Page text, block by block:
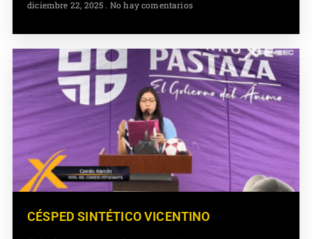
diciembre 22, 2025 No hay comentarios
CÉSPED SINTÉTICO VICENTINO